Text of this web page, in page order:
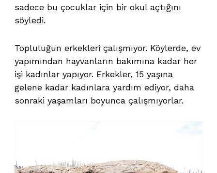
sadece bu çocuklar için bir okul açtığını
söyledi.
Topluluğun erkekleri çalışmıyor. Köylerde, ev
yapımından hayvanların bakımına kadar her
işi kadınlar yapıyor. Erkekler, 15 yaşına
gelene kadar kadınlara yardım ediyor, daha
sonraki yaşamları boyunca çalışmıyorlar.